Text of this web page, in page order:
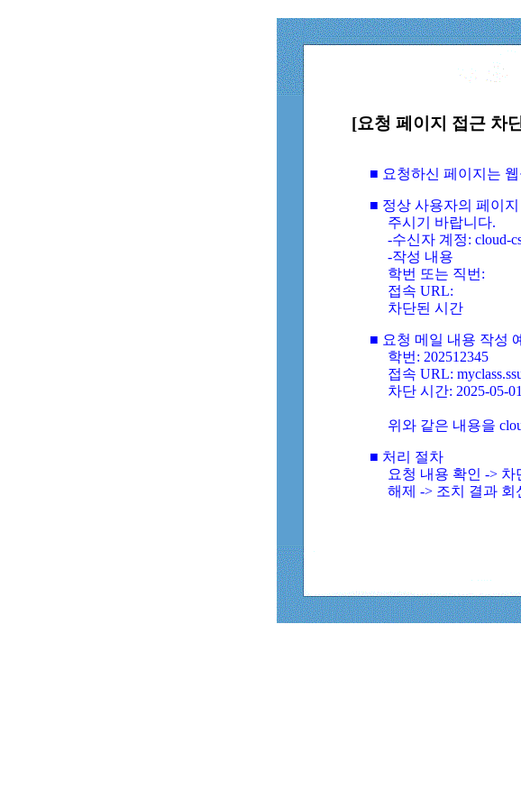
[요청 페이지 접근 차
■ 요청하신 페이지는
■ 정상 사용자의 페이
주시기 바랍니다.
-수신자 계정: cloud-
-작성 내용
학번 또는 직번:
접속 URL:
차단된 시간
■ 요청 메일 내용 작성
학번: 202512345
접속 URL:
차단 시간: 2025-05-
위와 같은 내용을
■ 처리 절차
요청 내용 확인 ->
해제 -> 조치 결과 회